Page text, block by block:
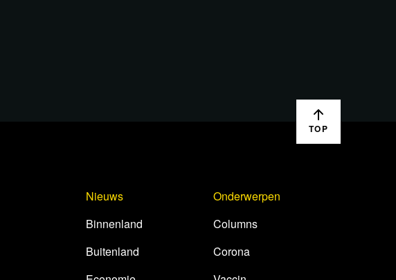
TOP
Nieuws
Binnenland
Buitenland
Onderwerpen
Columns
Corona